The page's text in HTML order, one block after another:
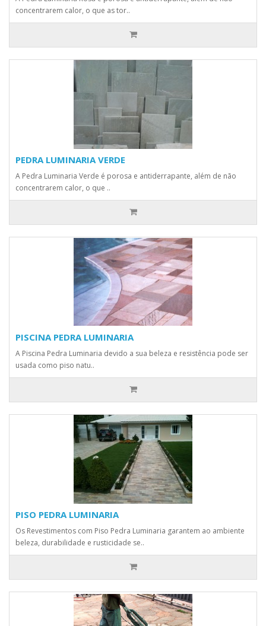
concentrarem calor, o que as tor..
PEDRA LUMINARIA VERDE
A Pedra Luminaria Verde é porosa e antiderrapante, além de não
concentrarem calor, o que ..
PISCINA PEDRA LUMINARIA
A Piscina Pedra Luminaria devido a sua beleza e resistência pode ser
usada como piso natu..
PISO PEDRA LUMINARIA
Os Revestimentos com Piso Pedra Luminaria garantem ao ambiente
beleza, durabilidade e rusticidade se..